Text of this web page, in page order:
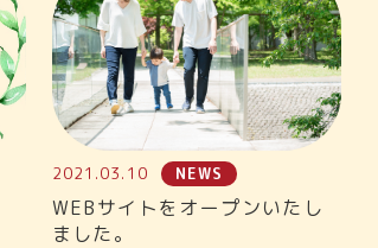
2021.03.10 NEWS
WEBサイトをオープンいたし
ました。